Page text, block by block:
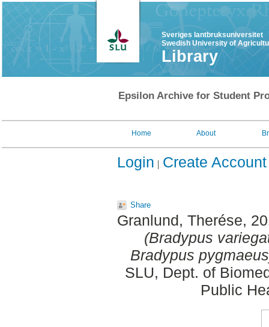
Sveriges lantbruksuniversitet
Swedish University of
Library
Epsilon Archive for Student
Home About
Login Create Account
Share
Granlund, Therése,
(Bradypus
Bradypus
SLU, Dept. of
Public